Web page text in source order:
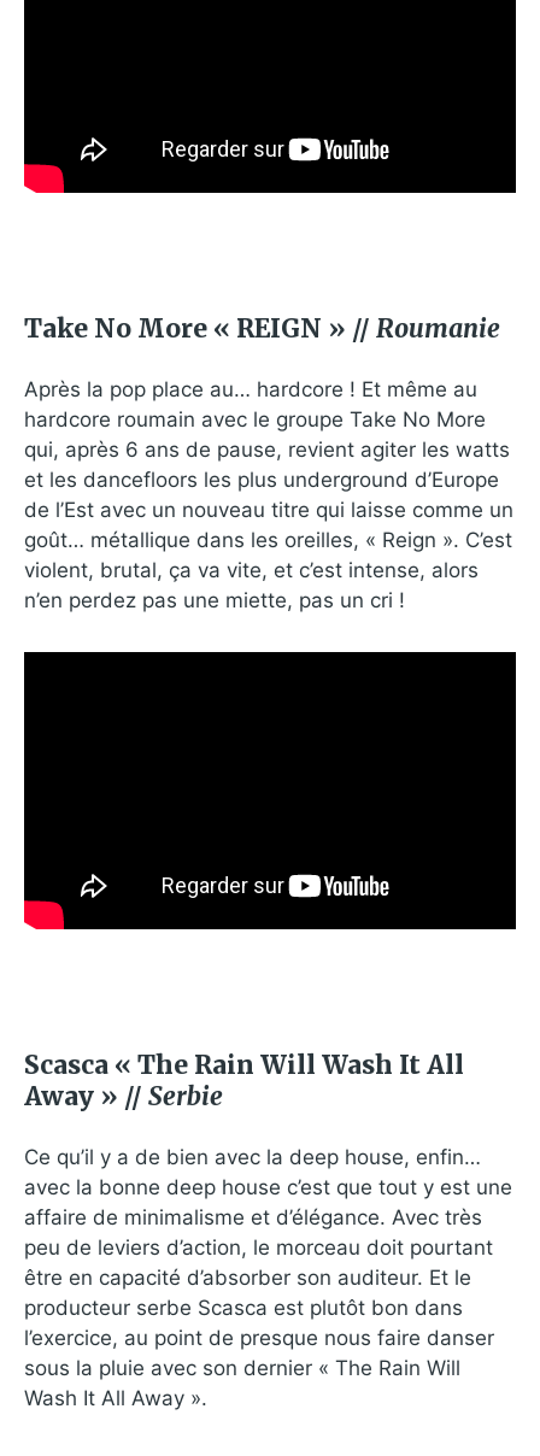
Take No More « REIGN » // Roumanie
Après la pop place au… hardcore ! Et même au
hardcore roumain avec le groupe Take No More
qui, après 6 ans de pause, revient agiter les watts
et les dancefloors les plus underground d’Europe
de l’Est avec un nouveau titre qui laisse comme un
goût… métallique dans les oreilles, « Reign ». C’est
violent, brutal, ça va vite, et c’est intense, alors
n’en perdez pas une miette, pas un cri !
Scasca « The Rain Will Wash It All
Away » // Serbie
Ce qu’il y a de bien avec la deep house, enfin…
avec la bonne deep house c’est que tout y est une
affaire de minimalisme et d’élégance. Avec très
peu de leviers d’action, le morceau doit pourtant
être en capacité d’absorber son auditeur. Et le
producteur serbe Scasca est plutôt bon dans
l’exercice, au point de presque nous faire danser
sous la pluie avec son dernier « The Rain Will
Wash It All Away ».